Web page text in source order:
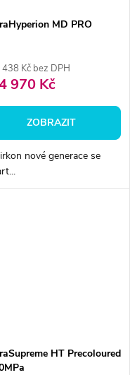
MD PRO
Kč bez DPH
970 Kč
ZOBRAZIT
nové generace se
HT Precoloured